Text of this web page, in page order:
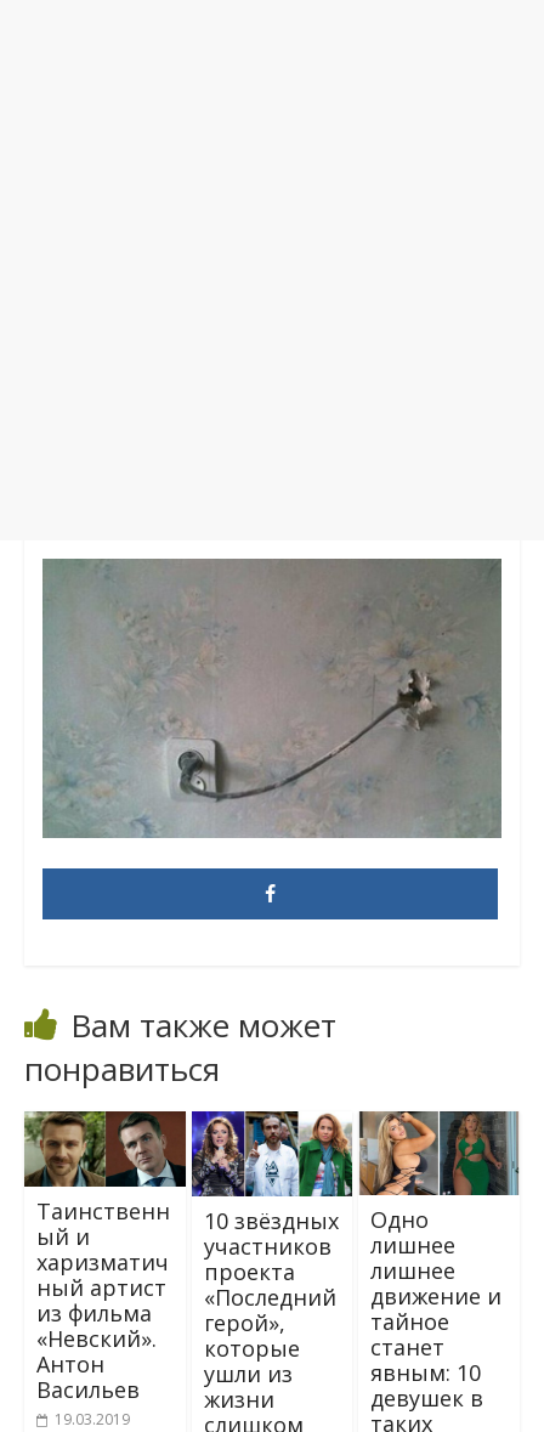
Вам также может
понравиться
Таинственн
ый и
харизматич
ный артист
из фильма
«Невский».
Антон
Васильев
19.03.2019
10 звёздных
участников
проекта
«Последний
герой»,
которые
ушли из
жизни
слишком
Одно
лишнее
лишнее
движение и
тайное
станет
явным: 10
девушек в
таких